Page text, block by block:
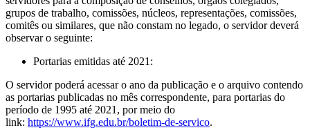
grupos de trabalho, comissões, núcleos, representações, comissões,
comitês ou similares, que não constam no legado, o servidor deverá
observar o seguinte:
Portarias emitidas até 2021:
O servidor poderá acessar o ano da publicação e o arquivo contendo
as portarias publicadas no mês correspondente, para portarias do
período de 1995 até 2021, por meio do
link: https://www.ifg.edu.br/boletim-de-servico.